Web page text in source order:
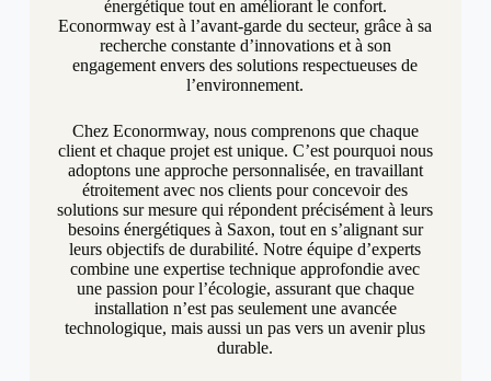
énergétique tout en améliorant le confort.
Econormway est à l’avant-garde du secteur, grâce à sa
recherche constante d’innovations et à son
engagement envers des solutions respectueuses de
l’environnement.
Chez Econormway, nous comprenons que chaque
client et chaque projet est unique. C’est pourquoi nous
adoptons une approche personnalisée, en travaillant
étroitement avec nos clients pour concevoir des
solutions sur mesure qui répondent précisément à leurs
besoins énergétiques à Saxon, tout en s’alignant sur
leurs objectifs de durabilité. Notre équipe d’experts
combine une expertise technique approfondie avec
une passion pour l’écologie, assurant que chaque
installation n’est pas seulement une avancée
technologique, mais aussi un pas vers un avenir plus
durable.